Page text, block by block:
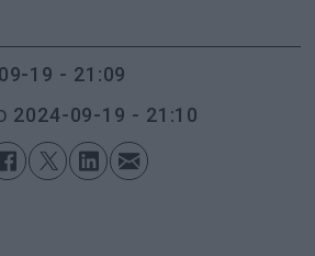
09-19 - 21:09
2024-09-19 - 21:10